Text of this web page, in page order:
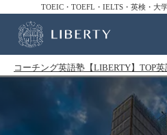
TOEIC・TOEFL・IELTS・英検・大
コーチング英語塾【LIBERTY】TOP英